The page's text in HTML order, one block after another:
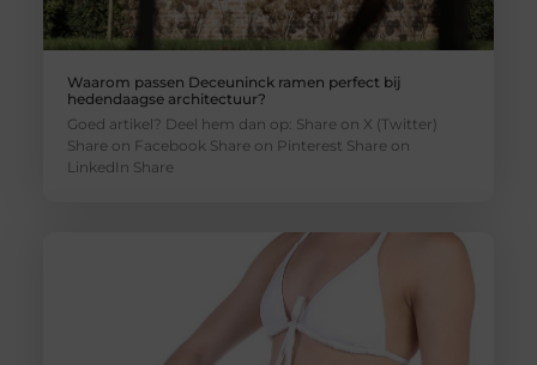
Waarom passen Deceuninck ramen perfect bij
hedendaagse architectuur?
Goed artikel? Deel hem dan op: Share on X (Twitter)
Share on Facebook Share on Pinterest Share on
LinkedIn Share